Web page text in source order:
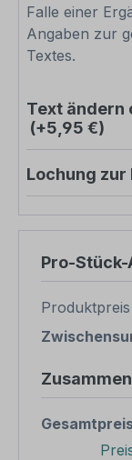
Falle einer
Angaben zur
Textes.
Text ändern
(+5,95 €)
Lochung
Pro-
Produktpreis